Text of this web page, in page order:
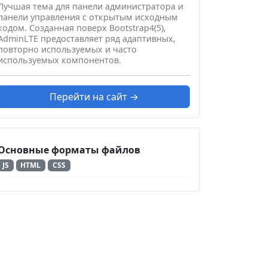
тема для панели администратора и
управления с открытым исходным
Созданная поверх Bootstrap4(5),
предоставляет ряд адаптивных,
используемых и часто
компонентов.
Перейти на сайт →
форматы файлов
JS HTML CSS